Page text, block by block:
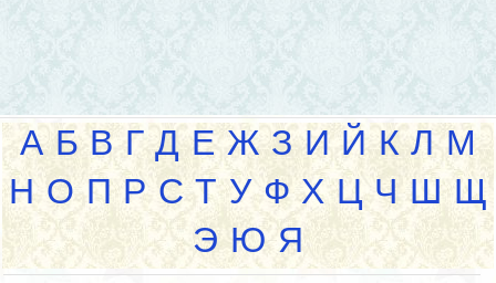
А Б В Г Д Е Ж З И Й К Л М
Н О П Р С Т У Ф Х Ц Ч Ш Щ
Э Ю Я